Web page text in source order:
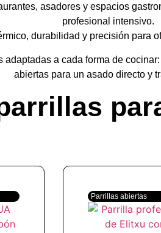
asadores y espacios
profesional intensivo.
durabilidad y precisión para
a cada forma de
abiertas para un asado directo y
Parrillas abiertas